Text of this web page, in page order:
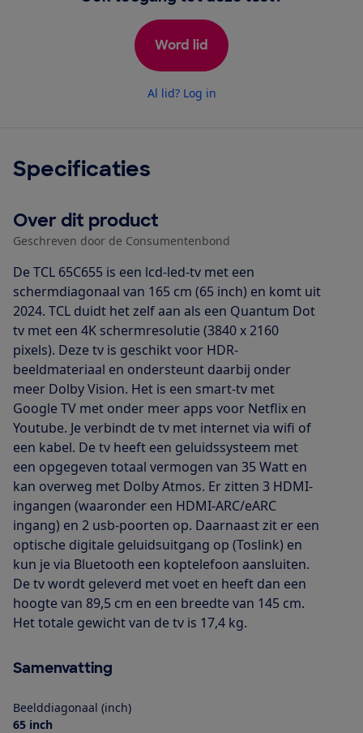
Word lid
Al lid? Log in
Specificaties
Over dit product
Geschreven door de Consumentenbond
De TCL 65C655 is een lcd-led-tv met een
schermdiagonaal van 165 cm (65 inch) en komt uit
2024. TCL duidt het zelf aan als een Quantum Dot
tv met een 4K schermresolutie (3840 x 2160
pixels). Deze tv is geschikt voor HDR-
beeldmateriaal en ondersteunt daarbij onder
meer Dolby Vision. Het is een smart-tv met
Google TV met onder meer apps voor Netflix en
Youtube. Je verbindt de tv met internet via wifi of
een kabel. De tv heeft een geluidssysteem met
een opgegeven totaal vermogen van 35 Watt en
kan overweg met Dolby Atmos. Er zitten 3 HDMI-
ingangen (waaronder een HDMI-ARC/eARC
ingang) en 2 usb-poorten op. Daarnaast zit er een
optische digitale geluidsuitgang op (Toslink) en
kun je via Bluetooth een koptelefoon aansluiten.
De tv wordt geleverd met voet en heeft dan een
hoogte van 89,5 cm en een breedte van 145 cm.
Het totale gewicht van de tv is 17,4 kg.
Samenvatting
Beelddiagonaal (inch)
65 inch